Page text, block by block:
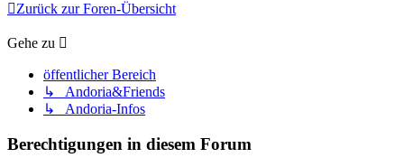
Zurück zur Foren-Übersicht
Gehe zu
öffentlicher Bereich
↳ Andoria&Friends
↳ Andoria-Infos
Berechtigungen in diesem Forum